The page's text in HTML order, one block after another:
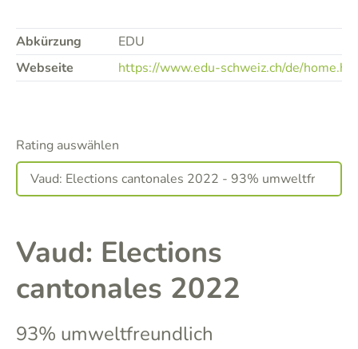
Abkürzung
EDU
Webseite
https://www.edu-schweiz.ch/de/
Rating auswählen
Vaud: Elections
cantonales 2022
93% umweltfreundlich